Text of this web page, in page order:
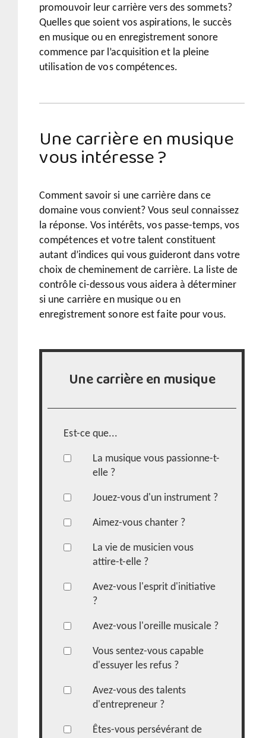
promouvoir leur carrière vers des sommets?
Quelles que soient vos aspirations, le succès
en musique ou en enregistrement sonore
commence par l’acquisition et la pleine
utilisation de vos compétences.
Une carrière en musique
vous intéresse ?
Comment savoir si une carrière dans ce
domaine vous convient? Vous seul connaissez
la réponse. Vos intérêts, vos passe-temps, vos
compétences et votre talent constituent
autant d’indices qui vous guideront dans votre
choix de cheminement de carrière. La liste de
contrôle ci-dessous vous aidera à déterminer
si une carrière en musique ou en
enregistrement sonore est faite pour vous.
Une carrière en musique
Est-ce que...
La musique vous passionne-t-
elle ?
Jouez-vous d'un instrument ?
Aimez-vous chanter ?
La vie de musicien vous
attire-t-elle ?
Avez-vous l'esprit d'initiative
?
Avez-vous l'oreille musicale ?
Vous sentez-vous capable
d'essuyer les refus ?
Avez-vous des talents
d'entrepreneur ?
Êtes-vous persévérant de